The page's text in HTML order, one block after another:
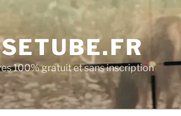
100% gratuit et sans inscription